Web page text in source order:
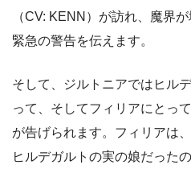
（CV: KENN）が訪れ、魔界
緊急の警告を伝えます。
そして、ジルトニアではヒル
って、そしてフィリアにとっ
が告げられます。フィリアは
ヒルデガルトの実の娘だったの